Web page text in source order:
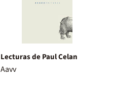
Lecturas de Paul Celan
Aavv